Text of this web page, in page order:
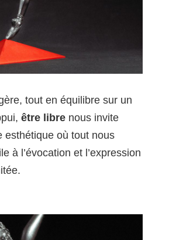
tout en équilibre sur un
être librenous invite
esthétique où tout nous
à l’évocation et l’expression